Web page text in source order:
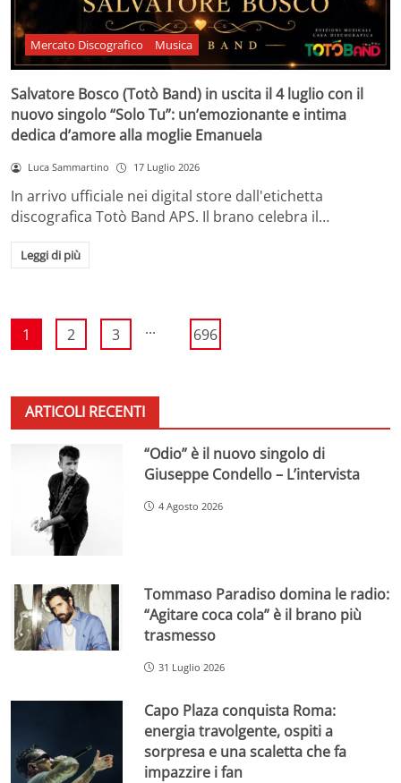
Mercato Discografico Musica
Salvatore Bosco (Totò Band) in uscita il 4 luglio con il
nuovo singolo “Solo Tu”: un’emozionante e intima
dedica d’amore alla moglie Emanuela
Luca Sammartino 17 Luglio 2026
In arrivo ufficiale nei digital store dall'etichetta
discografica Totò Band APS. Il brano celebra il…
Leggi di più
1 2 3 ... 696
ARTICOLI RECENTI
“Odio” è il nuovo singolo di
Giuseppe Condello – L’intervista
4 Agosto 2026
Tommaso Paradiso domina le radio:
“Agitare coca cola” è il brano più
trasmesso
31 Luglio 2026
Capo Plaza conquista Roma:
energia travolgente, ospiti a
sorpresa e una scaletta che fa
impazzire i fan